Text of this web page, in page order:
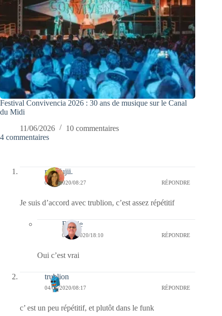
Festival Convivencia 2026 : 30 ans de musique sur le Canal
du Midi
11/06/2026
10 commentaires
4 commentaires
missfujii.
07/04/2020/08:27 RÉPONDRE
Je suis d’accord avec trublion, c’est assez répétitif
Bernie
07/04/2020/18:10 RÉPONDRE
Oui c’est vrai
trublion
04/04/2020/08:17 RÉPONDRE
c’ est un peu répétitif, et plutôt dans le funk